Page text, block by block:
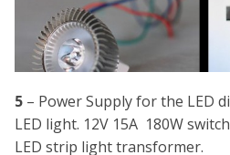
5 – Power Supply for the LED
LED light. 12V 15A 180W
LED strip light transformer.